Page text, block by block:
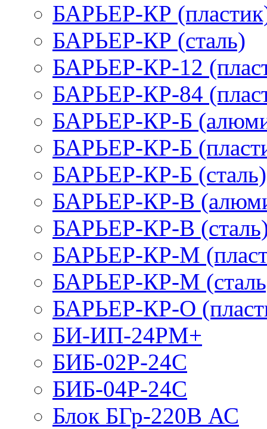
БАРЬЕР-КР
БАРЬЕР-КР (сталь)
БАРЬЕР-КР-12
БАРЬЕР-КР-84
БАРЬЕР-КР-Б
БАРЬЕР-КР-Б
БАРЬЕР-КР-Б (сталь)
БАРЬЕР-КР-В
БАРЬЕР-КР-В
БАРЬЕР-КР-М
БАРЬЕР-КР-М
БАРЬЕР-КР-О
БИ-ИП-24РМ+
БИБ-02Р-24С
БИБ-04Р-24С
Блок БГр-220В АС